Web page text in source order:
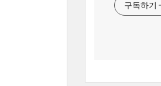
구독하기